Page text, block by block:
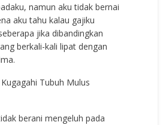
namun aku tidak bernai
aku tahu kalau gajiku
jika dibandingkan
berkali-kali lipat dengan
berani mengeluh pada